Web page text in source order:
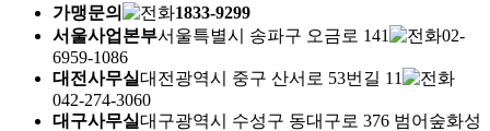
가맹문의
1833-9299
서울사업본부서울특별시 송파구 오금로 141
02-
6959-1086
대전사무실대전광역시 중구 산서로 53번길 11
042-274-3060
대구사무실대구광역시 수성구 동대구로 376 범어숲화성